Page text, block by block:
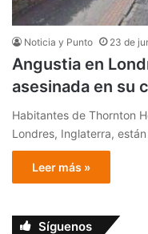
Noticia y Punto 23 de
Angustia en
asesinada en su
Habitantes de Thornton
Londres, Inglaterra,
Leer más »
Síguenos